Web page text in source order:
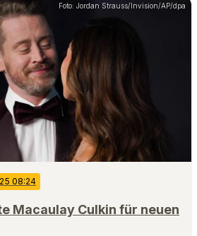
Foto: Jordan Strauss/Invision/AP/dpa
08:24
Macaulay Culkin für neuen